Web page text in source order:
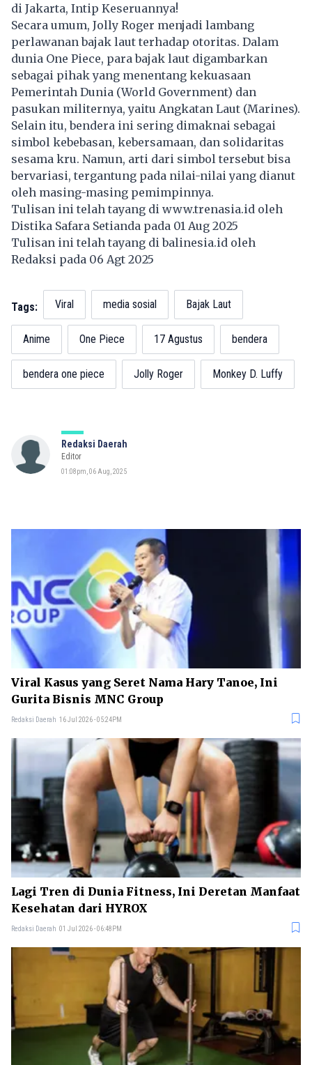
di Jakarta, Intip Keseruannya!
Secara umum, Jolly Roger menjadi lambang
perlawanan bajak laut terhadap otoritas. Dalam
dunia One Piece, para bajak laut digambarkan
sebagai pihak yang menentang kekuasaan
Pemerintah Dunia (World Government) dan
pasukan militernya, yaitu Angkatan Laut (Marines).
Selain itu, bendera ini sering dimaknai sebagai
simbol kebebasan, kebersamaan, dan solidaritas
sesama kru. Namun, arti dari simbol tersebut bisa
bervariasi, tergantung pada nilai-nilai yang dianut
oleh masing-masing pemimpinnya.
Tulisan ini telah tayang di www.trenasia.id oleh
Distika Safara Setianda pada 01 Aug 2025
Tulisan ini telah tayang dibalinesia.id oleh
Redaksi pada 06 Agt 2025
Tags: Viral media sosial Bajak Laut
Anime One Piece 17 Agustus bendera
bendera one piece Jolly Roger Monkey D. Luffy
Redaksi Daerah
Editor
01:08pm, 06 Aug, 2025
Viral Kasus yang Seret Nama Hary Tanoe, Ini
Gurita Bisnis MNC Group
Redaksi Daerah 16 Jul 2026 - 05:24PM
Lagi Tren di Dunia Fitness, Ini Deretan Manfaat
Kesehatan dari HYROX
Redaksi Daerah 01 Jul 2026 - 06:48PM